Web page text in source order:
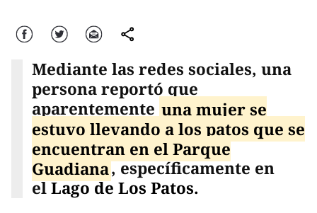
Facebook Twitter Correo comparte
Mediante las redes sociales, una
persona reportó que
aparentemente una mujer se
estuvo llevando a los patos que se
encuentran en el Parque
Guadiana, específicamente en
elLago de Los Patos.